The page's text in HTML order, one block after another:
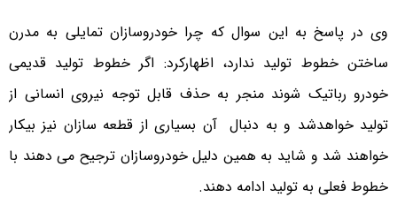
وی در پاسخ به این سوال که چرا خودروسازان تمایلی به مدرن
ساختن خطوط تولید ندارد، اظهارکرد: اگر خطوط تولید قدیمی
خودرو رباتیک شوند منجر به حذف قابل توجه نیروی انسانی از
تولید خواهدشد و به دنبال آن بسیاری از قطعه سازان نیز بیکار
خواهند شد و شاید به همین دلیل خودروسازان ترجیح می دهند با
خطوط فعلی به تولید ادامه دهند.